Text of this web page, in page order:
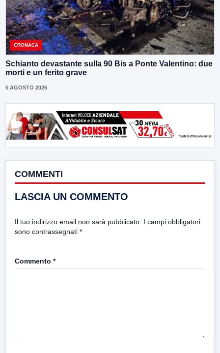
CRONACA
Schianto devastante sulla 90 Bis a Ponte Valentino: due
morti e un ferito grave
5 AGOSTO 2026
COMMENTI
LASCIA UN COMMENTO
Il tuo indirizzo email non sarà pubblicato. I campi obbligatori
sono contrassegnati *
Commento *